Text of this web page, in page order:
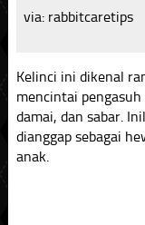
via: rabbitcaretips
Kelinci ini dikenal
mencintai
damai, dan sabar.
dianggap sebagai
anak.